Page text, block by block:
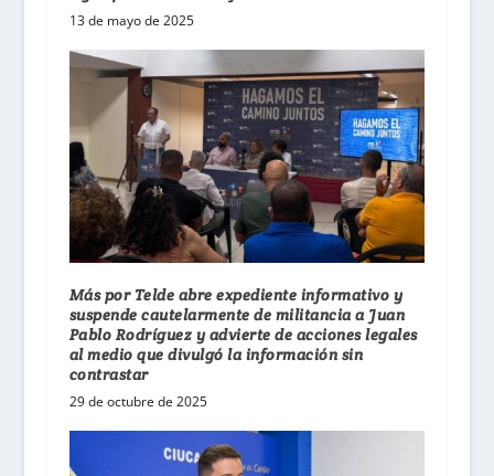
13 de mayo de 2025
Más por Telde abre expediente informativo y
suspende cautelarmente de militancia a Juan
Pablo Rodríguez y advierte de acciones legales
al medio que divulgó la información sin
contrastar
29 de octubre de 2025